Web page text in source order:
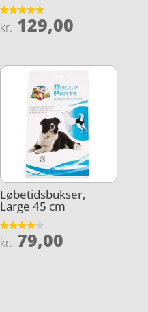
Vurderet
4.9
kr. 129,00
Løbetidsbukser,
Large 45 cm
Vurderet
4.1
kr. 79,00